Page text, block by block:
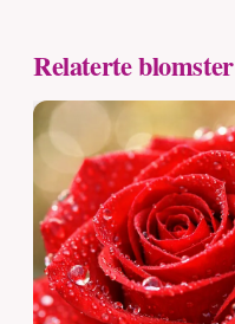
Relaterte blomster